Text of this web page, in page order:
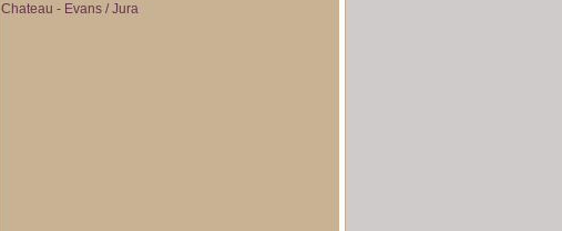
Chateau - Evans / Jura